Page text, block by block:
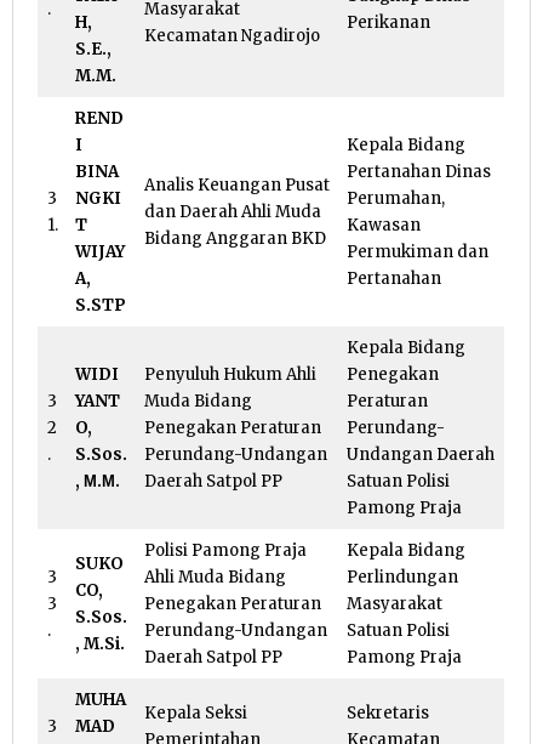
.
H,
S.E.,
M.M.
Masyarakat
Kecamatan Ngadirojo
Perikanan
3
1.
REND
I
BINA
NGKI
T
WIJAY
A,
S.STP
Analis Keuangan Pusat
dan Daerah Ahli Muda
Bidang Anggaran BKD
Kepala Bidang
Pertanahan Dinas
Perumahan,
Kawasan
Permukiman dan
Pertanahan
3
2
.
WIDI
YANT
O,
S.Sos.
, Μ.Μ.
Penyuluh Hukum Ahli
Muda Bidang
Penegakan Peraturan
Perundang-Undangan
Daerah Satpol PP
Kepala Bidang
Penegakan
Peraturan
Perundang-
Undangan Daerah
Satuan Polisi
Pamong Praja
3
3
.
SUKO
CO,
S.Sos.
, M.Si.
Polisi Pamong Praja
Ahli Muda Bidang
Penegakan Peraturan
Perundang-Undangan
Daerah Satpol PP
Kepala Bidang
Perlindungan
Masyarakat
Satuan Polisi
Pamong Praja
3
MUHA
MAD
Kepala Seksi
Sekretaris